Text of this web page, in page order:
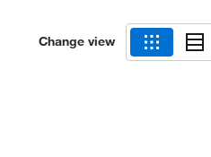
Change view